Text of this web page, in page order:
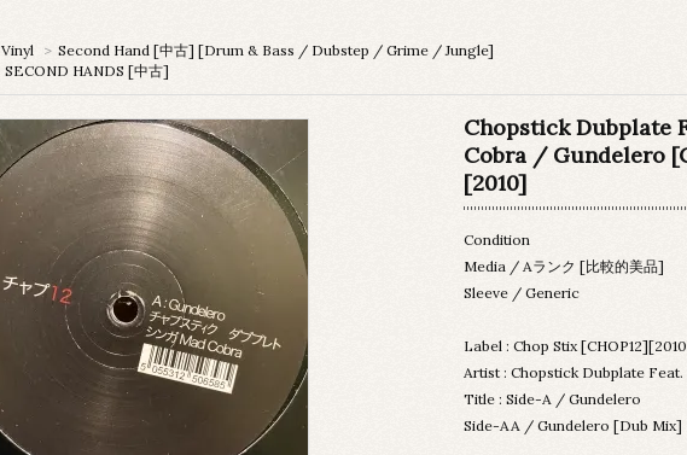
Vinyl > Second Hand [中古] [Drum & Bass / Dubstep / Grime / Jungle]
SECOND HANDS [中古]
Chopstick Dubplate
Cobra / Gundelero
[2010]
Condition
Media / Aランク [比較的美品]
Sleeve / Generic
Label : Chop Stix
Artist : Chopstick Dubplate
Title : Side-A / Gundelero
Side-AA / Gundelero [Dub Mix]